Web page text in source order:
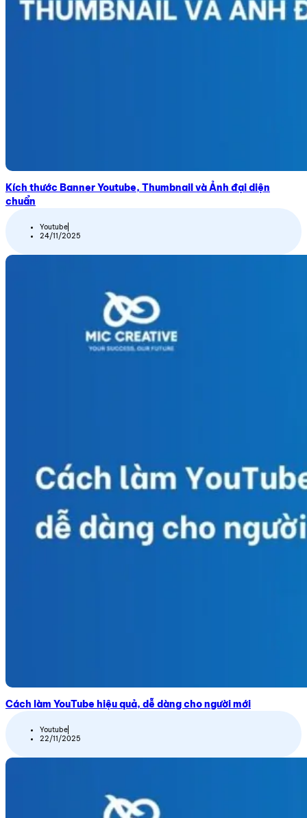
Kích thước Banner Youtube, Thumbnail và Ảnh đại diện
chuẩn
Youtube
24/11/2025
Cách làm YouTube hiệu quả, dễ dàng cho người mới
Youtube
22/11/2025